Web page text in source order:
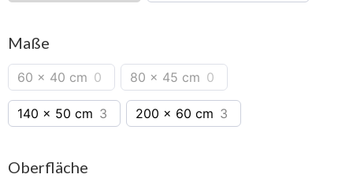
Maße
60 × 40 cm 0 80 × 45 cm 0
140 × 50 cm 3 200 × 60 cm 3
Oberfläche